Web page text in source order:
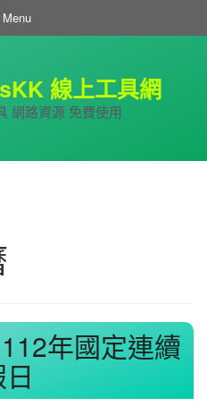
Menu
線上工具網
網路資源 免費使用
年國定連續